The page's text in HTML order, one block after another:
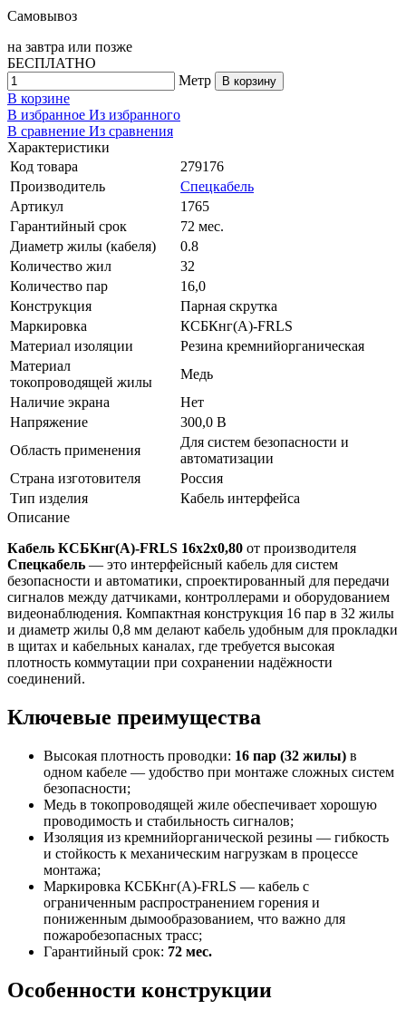
Самовывоз
на завтра или позже
БЕСПЛАТНО
Метр
В корзину
В корзине
В избранное Из избранного
В сравнение Из сравнения
Характеристики
Код товара
279176
Производитель
Спецкабель
Артикул
1765
Гарантийный срок
72 мес.
Диаметр жилы (кабеля)
0.8
Количество жил
32
Количество пар
16,0
Конструкция
Парная скрутка
Маркировка
КСБКнг(A)-FRLS
Материал изоляции
Резина кремнийорганическая
Материал
токопроводящей жилы
Медь
Наличие экрана
Нет
Напряжение
300,0 В
Область применения
Для систем безопасности и
автоматизации
Страна изготовителя
Россия
Тип изделия
Кабель интерфейса
Описание
Кабель КСБКнг(А)-FRLS 16х2х0,80 от производителя
Спецкабель — это интерфейсный кабель для систем
безопасности и автоматики, спроектированный для передачи
сигналов между датчиками, контроллерами и оборудованием
видеонаблюдения. Компактная конструкция 16 пар в 32 жилы
и диаметр жилы 0,8 мм делают кабель удобным для прокладки
в щитах и кабельных каналах, где требуется высокая
плотность коммутации при сохранении надёжности
соединений.
Ключевые преимущества
Высокая плотность проводки: 16 пар (32 жилы) в
одном кабеле — удобство при монтаже сложных систем
безопасности;
Медь в токопроводящей жиле обеспечивает хорошую
проводимость и стабильность сигналов;
Изоляция из кремнийорганической резины — гибкость
и стойкость к механическим нагрузкам в процессе
монтажа;
Маркировка КСБКнг(A)-FRLS — кабель с
ограниченным распространением горения и
пониженным дымообразованием, что важно для
пожаробезопасных трасс;
Гарантийный срок: 72 мес.
Особенности конструкции